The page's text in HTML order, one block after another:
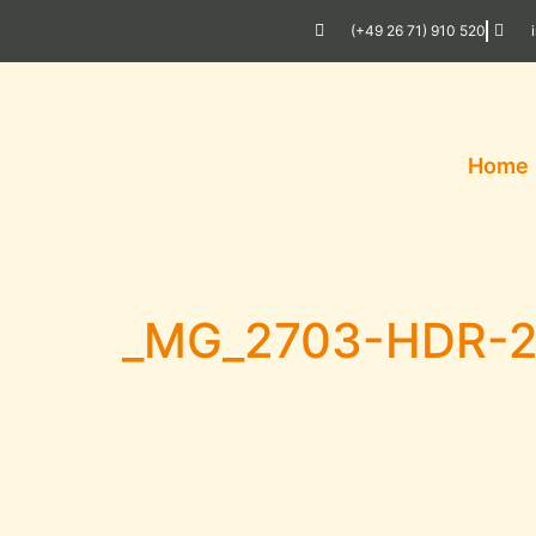
(+49 26 71) 910 520
Home
_MG_2703-